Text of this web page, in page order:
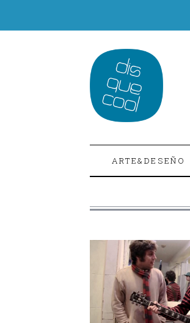
ARTE&DESEÑO